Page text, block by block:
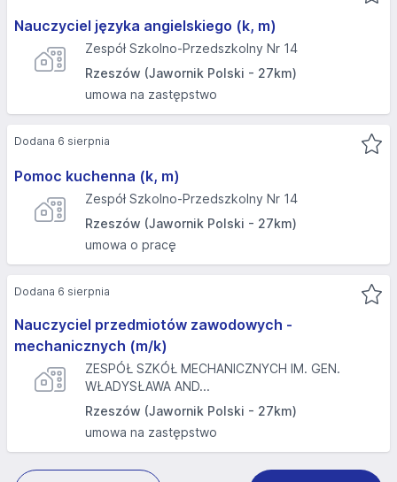
Nauczyciel języka angielskiego (k, m)
Zespół Szkolno-Przedszkolny Nr 14
Rzeszów (Jawornik Polski - 27km)
umowa na zastępstwo
Pomoc kuchenna (k, m)
Zespół Szkolno-Przedszkolny Nr 14
Rzeszów (Jawornik Polski - 27km)
umowa o pracę
Dodana 6 sierpnia
Nauczyciel przedmiotów zawodowych -
mechanicznych (m/k)
ZESPÓŁ SZKÓŁ MECHANICZNYCH IM. GEN.
WŁADYSŁAWA AND...
Rzeszów (Jawornik Polski - 27km)
umowa na zastępstwo
Dodana 6 sierpnia